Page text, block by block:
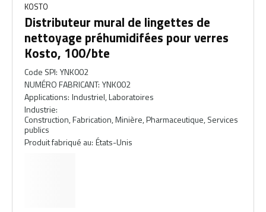
KOSTO
Distributeur mural de lingettes de
nettoyage préhumidifées pour verres
Kosto, 100/bte
Code SPI: YNK002
NUMÉRO FABRICANT: YNK002
Applications: Industriel, Laboratoires
Industrie:
Construction, Fabrication, Minière, Pharmaceutique, Services
publics
Produit fabriqué au: États-Unis